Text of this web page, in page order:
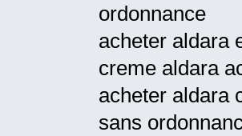
ordonnance
acheter aldara
creme aldara
acheter aldara
sans